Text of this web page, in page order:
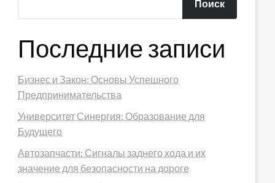
Поиск
Последние записи
Бизнес и Закон: Основы Успешного
Предпринимательства
Университет Синергия: Образование для
Будущего
Автозапчасти: Сигналы заднего хода и их
значение для безопасности на дороге